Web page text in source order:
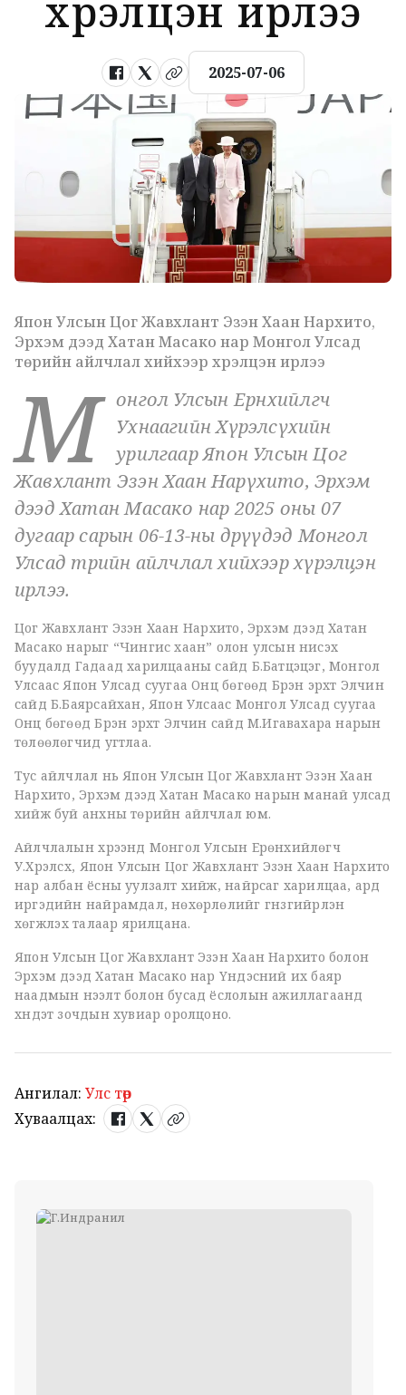
хүрэлцэн ирлээ
2025-07-06
Япон Улсын Цог Жавхлант Эзэн Хаан Нарүхито,
Эрхэм дээд Хатан Масако нар Монгол Улсад
төрийн айлчлал хийхээр хүрэлцэн ирлээ
М онгол Улсын Ерөнхийлөгч
Ухнаагийн Хүрэлсүхийн
урилгаар Япон Улсын Цог
Жавхлант Эзэн Хаан Нарүхито, Эрхэм
дээд Хатан Масако нар 2025 оны 07
дугаар сарын 06-13-ны өдрүүдэд Монгол
Улсад төрийн айлчлал хийхээр хүрэлцэн
ирлээ.
Цог Жавхлант Эзэн Хаан Нарүхито, Эрхэм дээд Хатан
Масако нарыг “Чингис хаан” олон улсын нисэх
буудалд Гадаад харилцааны сайд Б.Батцэцэг, Монгол
Улсаас Япон Улсад суугаа Онц бөгөөд Бүрэн эрхт Элчин
сайд Б.Баярсайхан, Япон Улсаас Монгол Улсад суугаа
Онц бөгөөд Бүрэн эрхт Элчин сайд М.Игавахара нарын
төлөөлөгчид угтлаа.
Тус айлчлал нь Япон Улсын Цог Жавхлант Эзэн Хаан
Нарүхито, Эрхэм дээд Хатан Масако нарын манай улсад
хийж буй анхны төрийн айлчлал юм.
Айлчлалын хүрээнд Монгол Улсын Ерөнхийлөгч
У.Хүрэлсүх, Япон Улсын Цог Жавхлант Эзэн Хаан Нарүхито
нар албан ёсны уулзалт хийж, найрсаг харилцаа, ард
иргэдийн найрамдал, нөхөрлөлийг гүнзгийрүүлэн
хөгжүүлэх талаар ярилцана.
Япон Улсын Цог Жавхлант Эзэн Хаан Нарүхито болон
Эрхэм дээд Хатан Масако нар Үндэсний их баяр
наадмын нээлт болон бусад ёслолын ажиллагаанд
хүндэт зочдын хувиар оролцоно.
Ангилал: Улс төр
Хуваалцах: